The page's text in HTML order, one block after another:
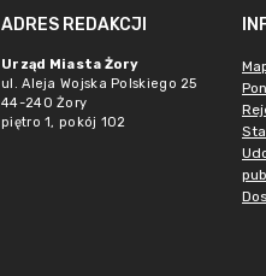
ADRES REDAKCJI
Urząd Miasta Żory
ul. Aleja Wojska Polskiego 25
44-240 Żory
piętro 1, pokój 102